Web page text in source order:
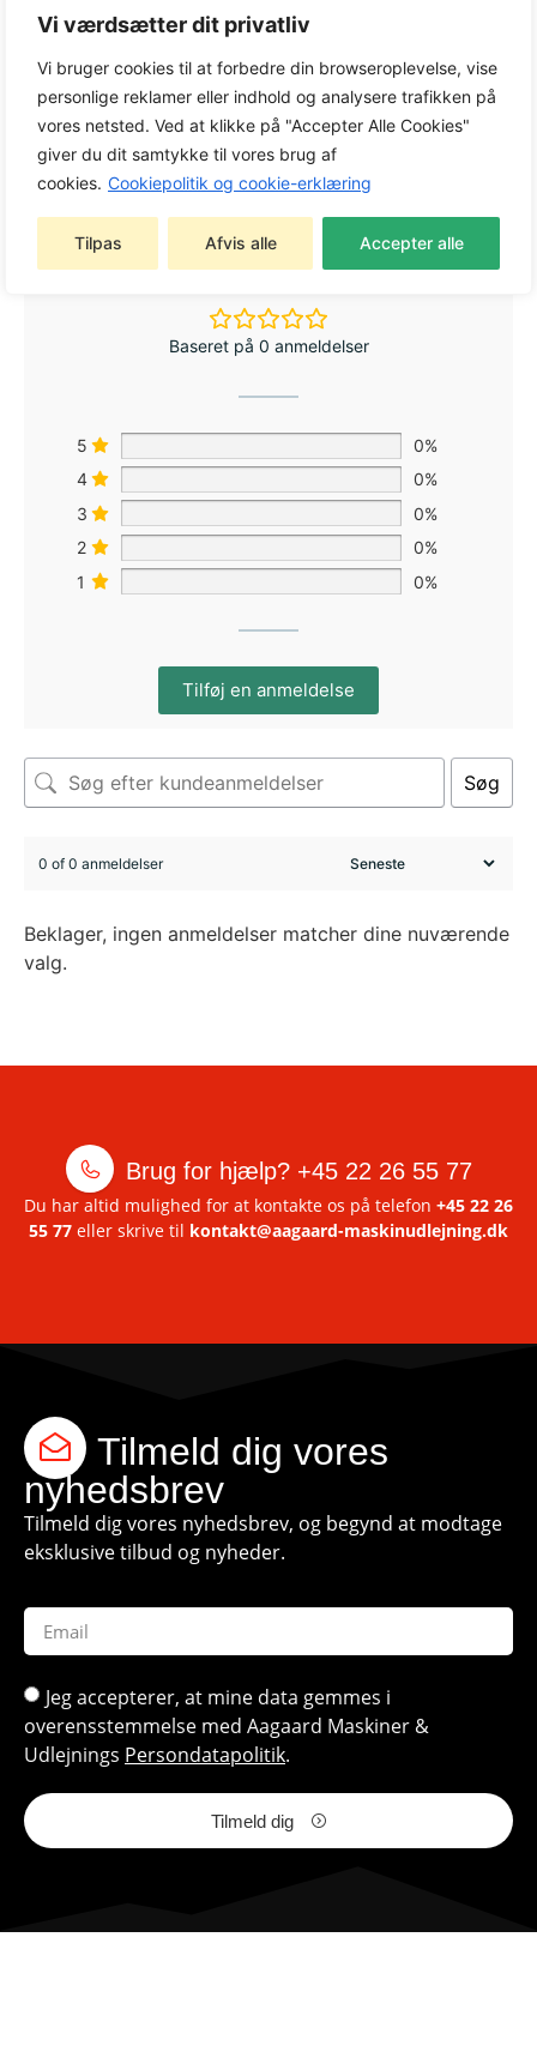
Vi værdsætter dit privatliv
Vi bruger cookies til at forbedre din browseroplevelse, vise
personlige reklamer eller indhold og analysere trafikken på
vores netsted. Ved at klikke på "Accepter Alle Cookies"
giver du dit samtykke til vores brug af
cookies. Cookiepolitik og cookie-erklæring
Tilpas Afvis alle Accepter alle
Varenummer:5369448-02
Tag: Motorsavs tilbehør
Varemærke: Husqvarna
0,0
Baseret på 0 anmeldelser
5
0%
4
0%
3
0%
2
0%
1
0%
Tilføj en anmeldelse
Søg
0 of 0 anmeldelser
Beklager, ingen anmeldelser matcher dine nuværende
valg.
Brug for hjælp? +45 22 26 55 77
Du har altid mulighed for at kontakte os på telefon +45 22 26
55 77 eller skrive til kontakt@aagaard-maskinudlejning.dk
Tilmeld dig vores
nyhedsbrev
Tilmeld dig vores nyhedsbrev, og begynd at modtage
eksklusive tilbud og nyheder.
Jeg accepterer, at mine data gemmes i
overensstemmelse med Aagaard Maskiner &
Udlejnings Persondatapolitik.
Tilmeld dig